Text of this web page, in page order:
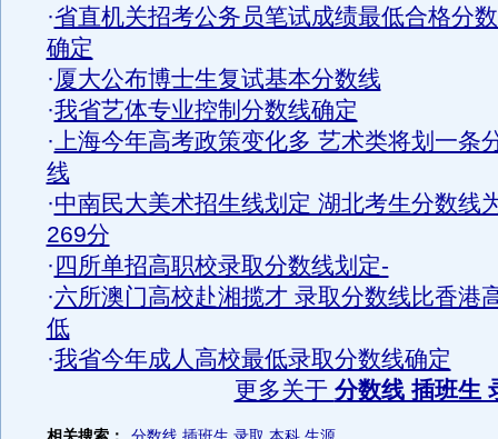
·省直机关招考公务员笔试成绩最低合格分
确定
·厦大公布博士生复试基本分数线
·我省艺体专业控制分数线确定
·上海今年高考政策变化多 艺术类将划一条
线
·中南民大美术招生线划定 湖北考生分数线
269分
·四所单招高职校录取分数线划定-
·六所澳门高校赴湘揽才 录取分数线比香港
低
·我省今年成人高校最低录取分数线确定
更多关于 分数线 插班生